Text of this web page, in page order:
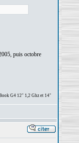
puis octobre
G4 12" 1,2 Ghz et 14"